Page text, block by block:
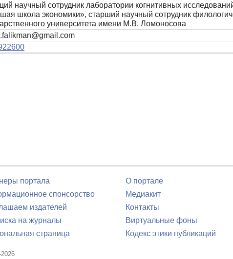
научный сотрудник лаборатории когнитивных
школа экономики», старший научный сотрудник
университета имени М.В. Ломоносова
портала
спонсорство
издателей
на журналы
страница
О портале
Медиакит
Контакты
Виртуальные фоны
Кодекс этики публикаций